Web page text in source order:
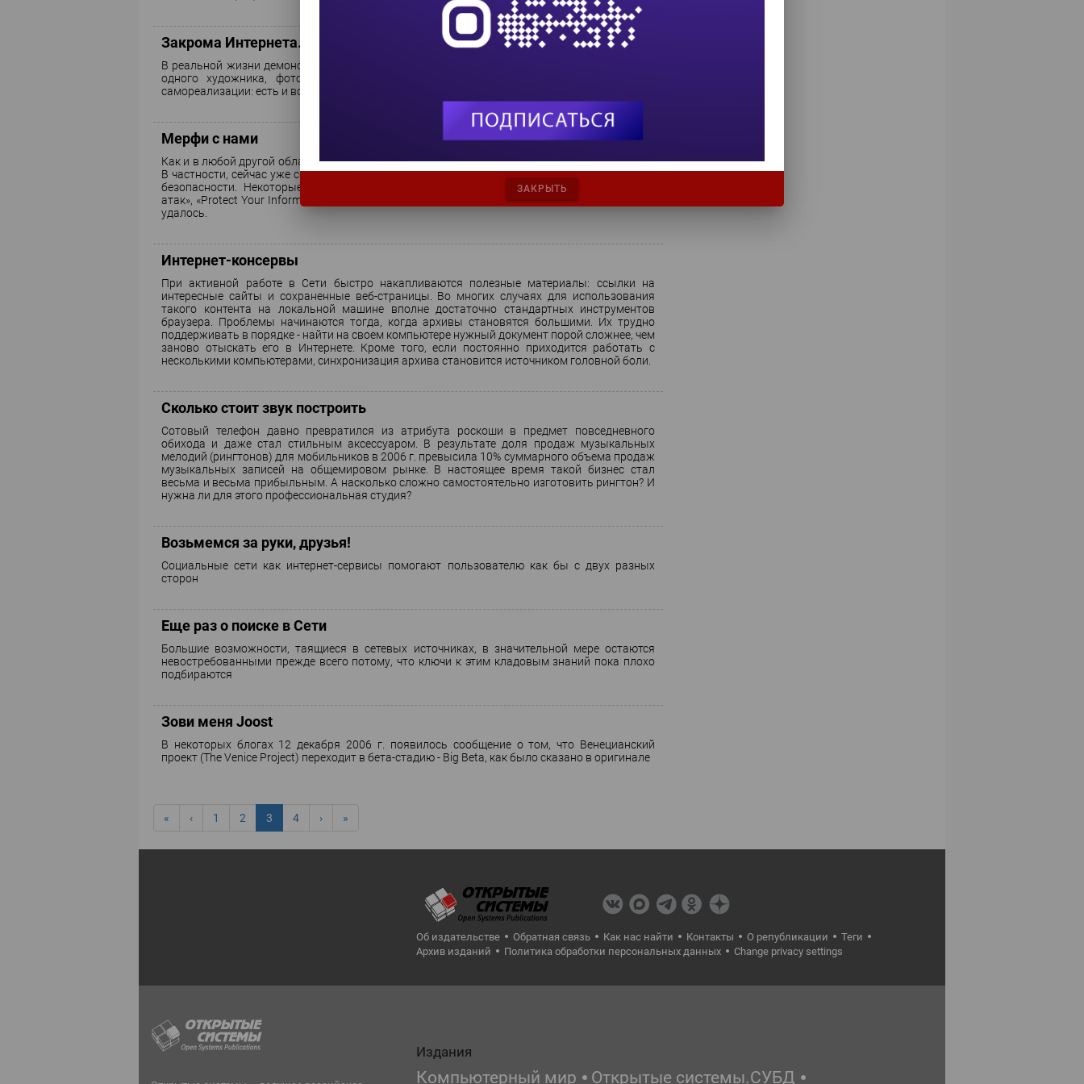
Закрома Интернета. Часть 3. Видеохостинг
В реальной жизни демонстрации своих работ - серьезная проблема, ставившая в тупик не
одного художника, фотографа или режиссера. Интернет в этом плане идеален для
самореализации: есть и возможности, и средства.
Мерфи с нами
Как и в любой другой области знаний, в мерфологии продолжают открывать новые законы.
В частности, сейчас уже сформулированы постулаты в области Интернета и компьютерной
безопасности. Некоторые принадлежат Алексею Лукацкому, автору книг «Обнаружение
атак», «Protect Your Information with Intrusion Detection» и др., авторство иных установить не
удалось.
Интернет-консервы
При активной работе в Сети быстро накапливаются полезные материалы: ссылки на
интересные сайты и сохраненные веб-страницы. Во многих случаях для использования
такого контента на локальной машине вполне достаточно стандартных инструментов
браузера. Проблемы начинаются тогда, когда архивы становятся большими. Их трудно
поддерживать в порядке - найти на своем компьютере нужный документ порой сложнее, чем
заново отыскать его в Интернете. Кроме того, если постоянно приходится работать с
несколькими компьютерами, синхронизация архива становится источником головной боли.
Сколько стоит звук построить
Сотовый телефон давно превратился из атрибута роскоши в предмет повседневного
обихода и даже стал стильным аксессуаром. В результате доля продаж музыкальных
мелодий (рингтонов) для мобильников в 2006 г. превысила 10% суммарного объема продаж
музыкальных записей на общемировом рынке. В настоящее время такой бизнес стал
весьма и весьма прибыльным. А насколько сложно самостоятельно изготовить рингтон? И
нужна ли для этого профессиональная студия?
Возьмемся за руки, друзья!
Социальные сети как интернет-сервисы помогают пользователю как бы с двух разных
сторон
Еще раз о поиске в Сети
Большие возможности, таящиеся в сетевых источниках, в значительной мере остаются
невостребованными прежде всего потому, что ключи к этим кладовым знаний пока плохо
подбираются
Зови меня Joost
В некоторых блогах 12 декабря 2006 г. появилось сообщение о том, что Венецианский
проект (The Venice Project) переходит в бета-стадию - Big Beta, как было сказано в оригинале
« ‹ 1 2 3 4 › »
Об издательстве Обратная связь Как нас найти Контакты О републикации
Теги
Архив изданий
Политика обработки персональных данных Change privacy settings
Издания
Компьютерный мир Открытые системы.СУБД
ЗАКРЫТЬ